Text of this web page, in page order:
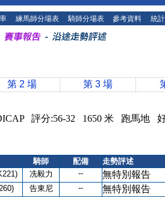
練馬師分場表 騎師分場表 參考資料 統
第 2 場 第 3 場
評分:56-32 1650 米 跑馬地
騎師 配備
走勢評述
冼毅力 -- 無特別報告
告東尼 -- 無特別報告